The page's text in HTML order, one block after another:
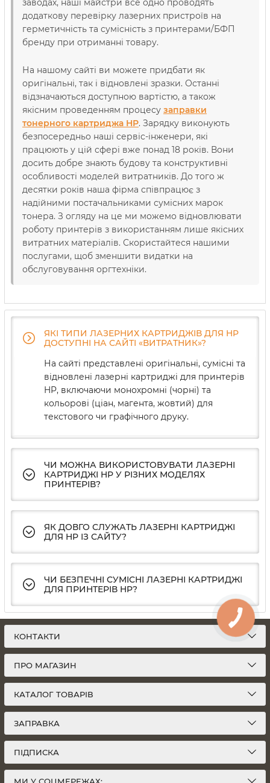
заводах, наші майстри все одно проводять
додаткову перевірку лазерних пристроїв на
герметичність та сумісність з принтерами/БФП
бренду при отриманні товару.
На нашому сайті ви можете придбати як
оригінальні, так і відновлені зразки. Останні
відзначаються доступною вартістю, а також
якісним проведенням процесу заправки
тонерного картриджа НР. Зарядку виконують
безпосередньо наші сервіс-інженери, які
працюють у цій сфері вже понад 18 років. Вони
досить добре знають будову та конструктивні
особливості моделей витратників. До того ж
десятки років наша фірма співпрацює з
надійними постачальниками сумісних марок
тонера. З огляду на це ми можемо відновлювати
роботу принтерів з використанням лише якісних
витратних матеріалів. Скористайтеся нашими
послугами, щоб зменшити видатки на
обслуговування оргтехніки.
ЯКІ ТИПИ ЛАЗЕРНИХ КАРТРИДЖІВ ДЛЯ HP
ДОСТУПНІ НА САЙТІ «ВИТРАТНИК»?
На сайті представлені оригінальні, сумісні та
відновлені лазерні картриджі для принтерів
HP, включаючи монохромні (чорні) та
кольорові (ціан, магента, жовтий) для
текстового чи графічного друку.
ЧИ МОЖНА ВИКОРИСТОВУВАТИ ЛАЗЕРНІ
КАРТРИДЖІ HP У РІЗНИХ МОДЕЛЯХ
ПРИНТЕРІВ?
ЯК ДОВГО СЛУЖАТЬ ЛАЗЕРНІ КАРТРИДЖІ
ДЛЯ HP ІЗ САЙТУ?
ЧИ БЕЗПЕЧНІ СУМІСНІ ЛАЗЕРНІ КАРТРИДЖІ
ДЛЯ ПРИНТЕРІВ HP?
КОНТАКТИ
ПРО МАГАЗИН
КАТАЛОГ ТОВАРІВ
ЗАПРАВКА
ПІДПИСКА